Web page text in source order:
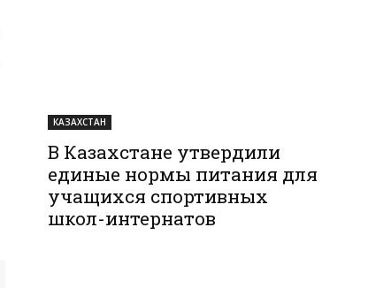
КАЗАХСТАН
В Казахстане утвердили
единые нормы питания для
учащихся спортивных
школ-интернатов